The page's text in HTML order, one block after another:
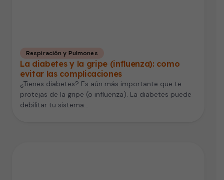
Respiración y Pulmones
La diabetes y la gripe (influenza): como
evitar las complicaciones
¿Tienes diabetes? Es aún más importante que te
protejas de la gripe (o influenza). La diabetes puede
debilitar tu sistema…